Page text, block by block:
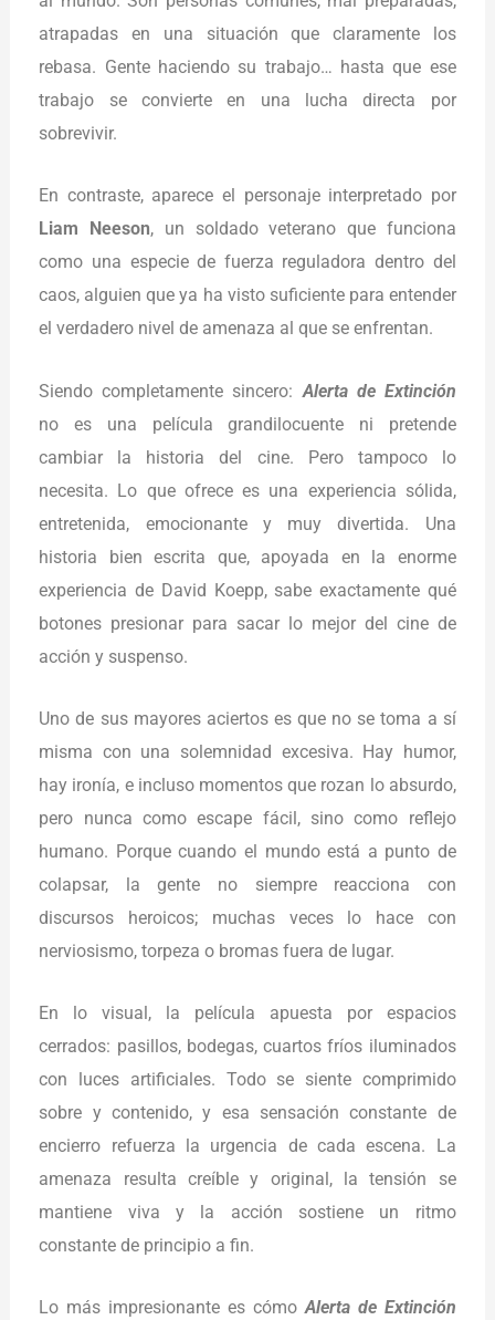
atrapadas en una situación que claramente los
rebasa. Gente haciendo su trabajo… hasta que ese
trabajo se convierte en una lucha directa por
sobrevivir.
En contraste, aparece el personaje interpretado por
Liam Neeson, un soldado veterano que funciona
como una especie de fuerza reguladora dentro del
caos, alguien que ya ha visto suficiente para entender
el verdadero nivel de amenaza al que se enfrentan.
Siendo completamente sincero: Alerta de Extinción
no es una película grandilocuente ni pretende
cambiar la historia del cine. Pero tampoco lo
necesita. Lo que ofrece es una experiencia sólida,
entretenida, emocionante y muy divertida. Una
historia bien escrita que, apoyada en la enorme
experiencia de David Koepp, sabe exactamente qué
botones presionar para sacar lo mejor del cine de
acción y suspenso.
Uno de sus mayores aciertos es que no se toma a sí
misma con una solemnidad excesiva. Hay humor,
hay ironía, e incluso momentos que rozan lo absurdo,
pero nunca como escape fácil, sino como reflejo
humano. Porque cuando el mundo está a punto de
colapsar, la gente no siempre reacciona con
discursos heroicos; muchas veces lo hace con
nerviosismo, torpeza o bromas fuera de lugar.
En lo visual, la película apuesta por espacios
cerrados: pasillos, bodegas, cuartos fríos iluminados
con luces artificiales. Todo se siente comprimido
sobre y contenido, y esa sensación constante de
encierro refuerza la urgencia de cada escena. La
amenaza resulta creíble y original, la tensión se
mantiene viva y la acción sostiene un ritmo
constante de principio a fin.
Lo más impresionante es cómoAlerta de Extinción